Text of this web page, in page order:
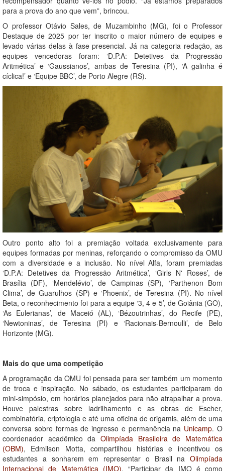
para a prova do ano que vem”, brincou.
O professor Otávio Sales, de Muzambinho (MG), foi o Professor
Destaque de 2025 por ter inscrito o maior número de equipes e
levado várias delas à fase presencial. Já na categoria redação, as
equipes vencedoras foram: ‘D.P.A: Detetives da Progressão
Aritmética’ e ‘Gaussianos’, ambas de Teresina (PI), ‘A galinha é
cíclica!’ e ‘Equipe BBC’, de Porto Alegre (RS).
Outro ponto alto foi a premiação voltada exclusivamente para
equipes formadas por meninas, reforçando o compromisso da OMU
com a diversidade e a inclusão. No nível Alfa, foram premiadas
‘D.P.A: Detetives da Progressão Aritmética’, ‘Girls N' Roses’, de
Brasília (DF), ‘Mendelévio’, de Campinas (SP), ‘Parthenon Bom
Clima’, de Guarulhos (SP) e ‘Phoenix’, de Teresina (PI). No nível
Beta, o reconhecimento foi para a equipe ‘3, 4 e 5’, de Goiânia (GO),
‘As Eulerianas’, de Maceió (AL), ‘Bézoutrinhas’, do Recife (PE),
‘Newtoninas’, de Teresina (PI) e ‘Racionais-Bernoulli’, de Belo
Horizonte (MG).
Mais do que uma competição
A programação da OMU foi pensada para ser também um momento
de troca e inspiração. No sábado, os estudantes participaram do
mini-simpósio, em horários planejados para não atrapalhar a prova.
Houve palestras sobre ladrilhamento e as obras de Escher,
combinatória, criptologia e até uma oficina de origamis, além de uma
conversa sobre formas de ingresso e permanência na Unicamp. O
coordenador acadêmico da Olimpíada Brasileira de Matemática
(OBM), Edmilson Motta, compartilhou histórias e incentivou os
estudantes a sonharem em representar o Brasil na Olimpíada
Internacional de Matemática (IMO). “Participar da IMO é como